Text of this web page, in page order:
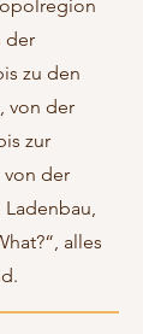
der
zu den
von der
zur
von der
alles